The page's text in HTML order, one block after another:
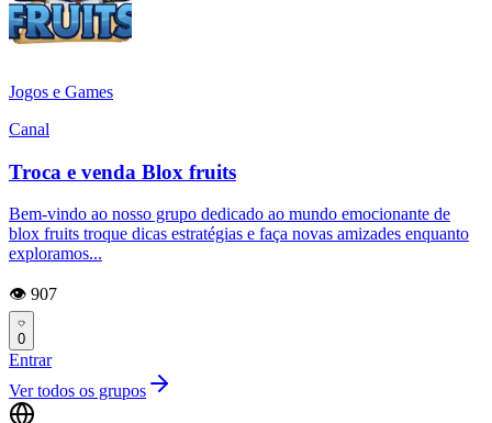
Jogos e Games
Canal
Troca e venda Blox fruits
Bem-vindo ao nosso grupo dedicado ao mundo emocionante de
blox fruits troque dicas estratégias e faça novas amizades enquanto
exploramos...
👁️ 907
0
Entrar
Ver todos os grupos